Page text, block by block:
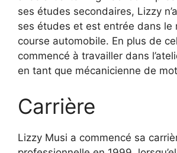
ses études secondaires, Lizzy
ses études et est entrée dans le
course automobile. En plus de
commencé à travailler dans
en tant que mécanicienne de
Carrière
Lizzy Musi a commencé sa